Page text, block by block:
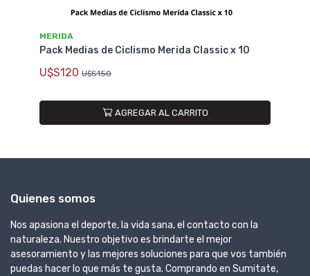
MERIDA
Pack Medias de Ciclismo Merida Classic x 10
U$S120 U$S150
AGREGAR AL CARRITO
Quienes somos
Nos apasiona el deporte, la vida sana, el contacto con la
naturaleza. Nuestro objetivo es brindarte el mejor
asesoramiento y las mejores soluciones para que vos también
puedas hacer lo que más te gusta. Comprando en Sumitate,